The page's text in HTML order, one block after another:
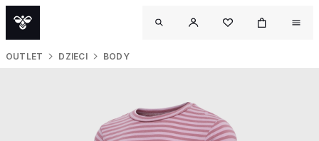
OUTLET DZIECI BODY